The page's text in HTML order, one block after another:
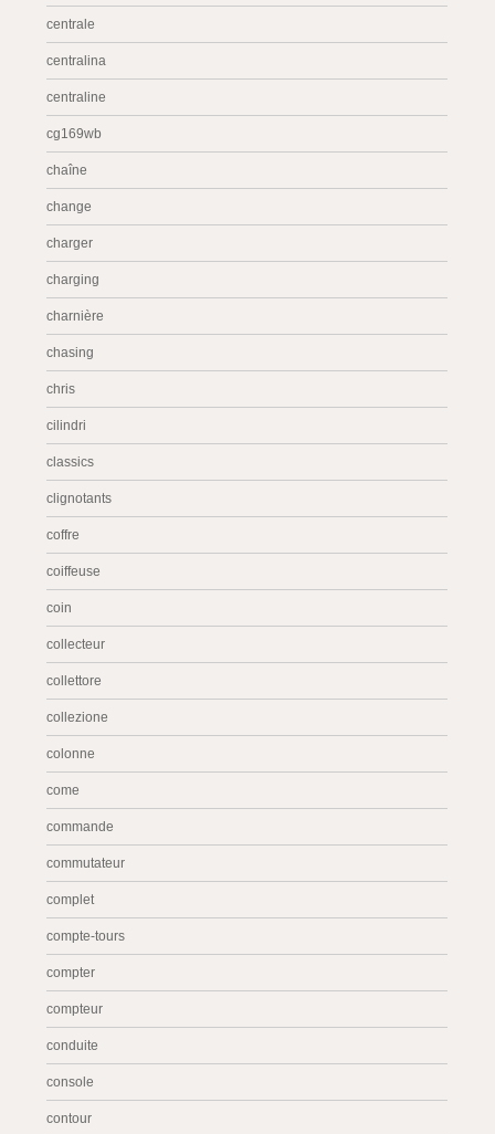
centrale
centralina
centraline
cg169wb
chaîne
change
charger
charging
charnière
chasing
chris
cilindri
classics
clignotants
coffre
coiffeuse
coin
collecteur
collettore
collezione
colonne
come
commande
commutateur
complet
compte-tours
compter
compteur
conduite
console
contour